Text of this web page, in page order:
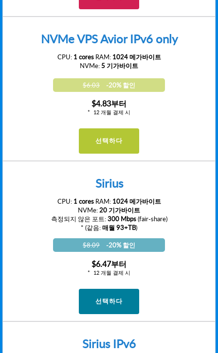
NVMe VPS Avior IPv6 only
CPU: 1 coresRAM: 1024 메가바이트
NVMe:5 기가바이트
$6.03 -20% 할인
$4.83부터
12 개월 결제 시
선택하다
Sirius
CPU: 1 coresRAM: 1024 메가바이트
NVMe:20 기가바이트
측정되지 않은 포트:300 Mbps(fair-share)
* (같음:매월 93+TB)
$8.09
-20% 할인
$6.47부터
12 개월 결제 시
선택하다
Sirius IPv6